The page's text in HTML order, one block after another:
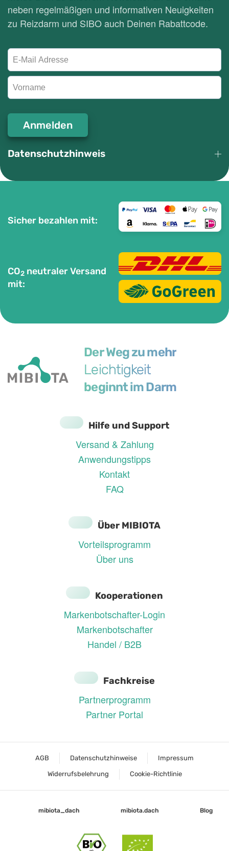
neben regelmäßigen und informativen Neuigkeiten
zu Reizdarm und SIBO auch Deinen Rabattcode.
Anmelden
Datenschutzhinweis
Sicher bezahlen mit:
CO2 neutraler Versand
mit:
Der Weg zu mehr
Leichtigkeit
beginnt im Darm
Hilfe und Support
Versand & Zahlung
Anwendungstipps
Kontakt
FAQ
Über MIBIOTA
Vorteilsprogramm
Über uns
Kooperationen
Markenbotschafter-Login
Markenbotschafter
Handel / B2B
Fachkreise
Partnerprogramm
Partner Portal
AGB Datenschutzhinweise Impressum
Widerrufsbelehrung Cookie-Richtlinie
mibiota_dach mibiota.dach Blog